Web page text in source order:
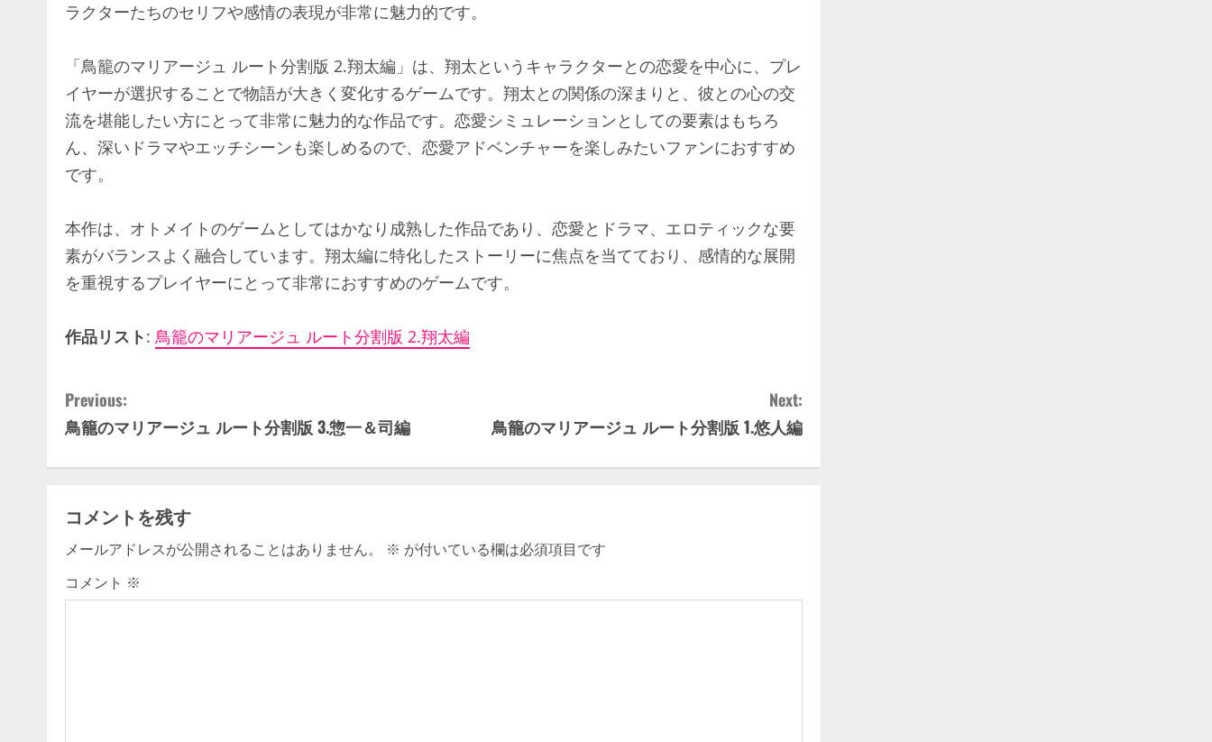
ラクターたちのセリフや感情の表現が非常に魅力的です。
「鳥籠のマリアージュ ルート分割版 2.翔太編」は、翔太というキャラクターとの恋愛を中心に、プレ
イヤーが選択することで物語が大きく変化するゲームです。翔太との関係の深まりと、彼との心の交
流を堪能したい方にとって非常に魅力的な作品です。恋愛シミュレーションとしての要素はもちろ
ん、深いドラマやエッチシーンも楽しめるので、恋愛アドベンチャーを楽しみたいファンにおすすめ
です。
本作は、オトメイトのゲームとしてはかなり成熟した作品であり、恋愛とドラマ、エロティックな要
素がバランスよく融合しています。翔太編に特化したストーリーに焦点を当てており、感情的な展開
を重視するプレイヤーにとって非常におすすめのゲームです。
作品リスト: 鳥籠のマリアージュ ルート分割版 2.翔太編
C
o
n
t
i
n
Previous:
鳥籠のマリアージュ ルート分割版 3.惣一＆司編
Next:
鳥籠のマリアージュ ルート分割版 1.悠人編
コメントを残す
メールアドレスが公開されることはありません。 ※ が付いている欄は必須項目です
コメント ※